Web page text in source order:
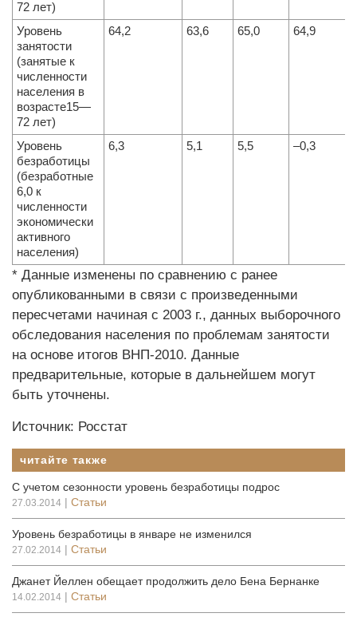
72 лет)
Уровень
занятости
(занятые к
численности
населения в
возрасте15—
72 лет)
64,2 63,6 65,0 64,9
Уровень
безработицы
(безработные
6,0 к
численности
экономически
активного
населения)
6,3 5,1 5,5 –0,3
* Данные изменены по сравнению с ранее
опубликованными в связи с произведенными
пересчетами начиная с 2003 г., данных выборочного
обследования населения по проблемам занятости
на основе итогов ВНП-2010. Данные
предварительные, которые в дальнейшем могут
быть уточнены.
Источник: Росстат
читайте также
С учетом сезонности уровень безработицы подрос
27.03.2014 | Статьи
Уровень безработицы в январе не изменился
27.02.2014 | Статьи
Джанет Йеллен обещает продолжить дело Бена Бернанке
14.02.2014 | Статьи